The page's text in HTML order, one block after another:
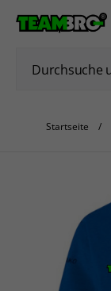
Startseite